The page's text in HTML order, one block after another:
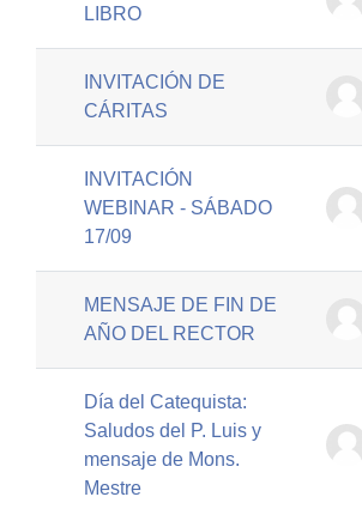
LIBRO
INVITACIÓN DE
CÁRITAS
INVITACIÓN
WEBINAR - SÁBADO
17/09
MENSAJE DE FIN DE
AÑO DEL RECTOR
Día del Catequista:
Saludos del P. Luis y
mensaje de Mons.
Mestre